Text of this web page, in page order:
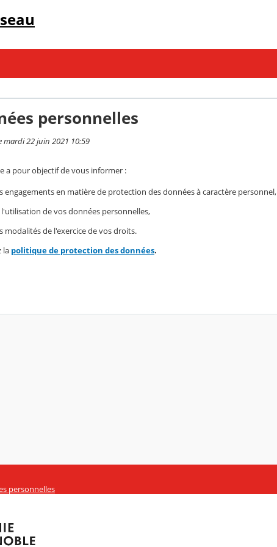
personnelles
mardi 22 juin 2021 10:59
a pour objectif de vous informer :
engagements en matière de protection des données à caractère personnel,
l'utilisation de vos données personnelles,
modalités de l'exercice de vos droits.
la politique de protection des données.
personnelles